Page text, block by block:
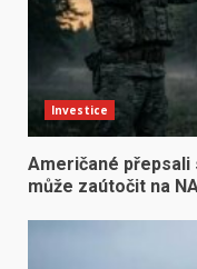
Investice
Američané přepsali
může zaútočit na